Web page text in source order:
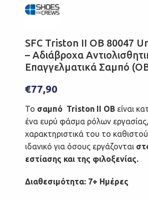
SFC Triston II OB 80047
– Αδιάβροχα
Επαγγελματικά Σαμπό
€77,90
Το σαμπό Triston II OB είναι
ένα ευρύ φάσμα ρόλων
χαρακτηριστικά του το
ιδανικό για όσους εργάζονται
εστίασης και της φιλοξενίας.
Διαθεσιμότητα: 7+ Ημέρες